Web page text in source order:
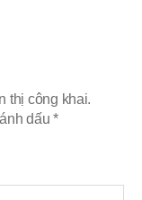
thị công khai.
dấu*